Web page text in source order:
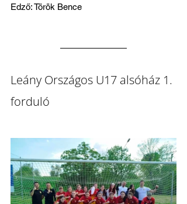
Edző: Török Bence
Leány Országos U17 alsóház 1.
forduló